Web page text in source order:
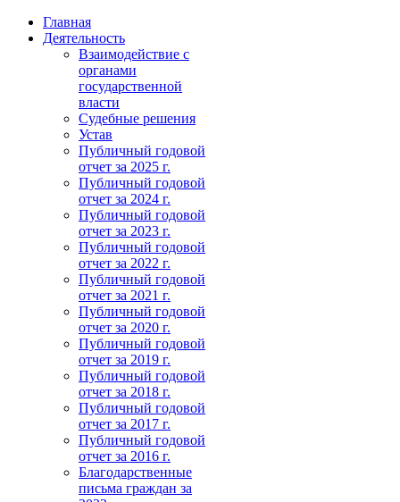
Главная
Деятельность
Взаимодействие с
органами
государственной
власти
Судебные решения
Устав
Публичный годовой
отчет за 2025 г.
Публичный годовой
отчет за 2024 г.
Публичный годовой
отчет за 2023 г.
Публичный годовой
отчет за 2022 г.
Публичный годовой
отчет за 2021 г.
Публичный годовой
отчет за 2020 г.
Публичный годовой
отчет за 2019 г.
Публичный годовой
отчет за 2018 г.
Публичный годовой
отчет за 2017 г.
Публичный годовой
отчет за 2016 г.
Благодарственные
письма граждан за